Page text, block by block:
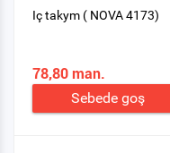
Iç takym ( NOVA 4173)
78,80 man.
Sebede goş